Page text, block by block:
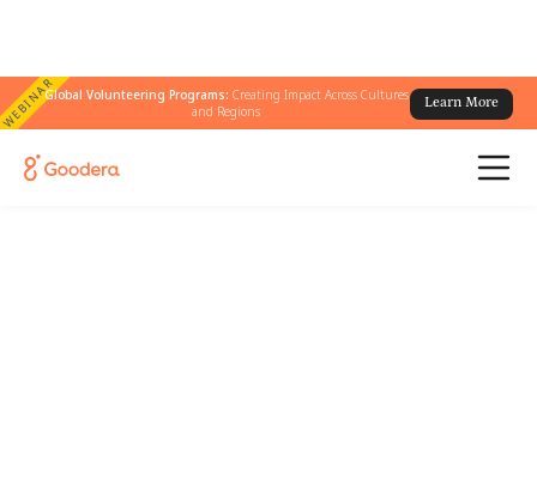
WEBINARGlobal Volunteering Programs: Creating Impact Across Cultures
and Regions
Learn More